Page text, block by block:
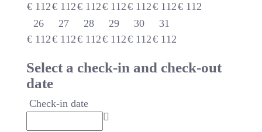
€ 112€ 112€ 112€ 112€ 112€ 112€ 112
26
€ 112
27
€ 112
28
€ 112
29
€ 112
30
€ 112
31
€ 112
Select a check-in and check-out
date
Check-in date